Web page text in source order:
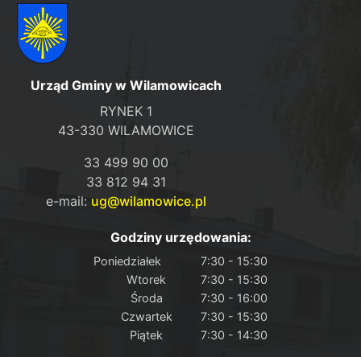
Urząd Gminy w Wilamowicach
RYNEK 1
43-330 WILAMOWICE
33 499 90 00
33 812 94 31
e-mail: ug@wilamowice.pl
Godziny urzędowania:
Poniedziałek
7:30 - 15:30
Wtorek
7:30 - 15:30
Środa
7:30 - 16:00
Czwartek
7:30 - 15:30
Piątek
7:30 - 14:30